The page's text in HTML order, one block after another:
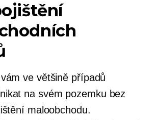
ve většině případů
na svém pozemku bez
maloobchodu.